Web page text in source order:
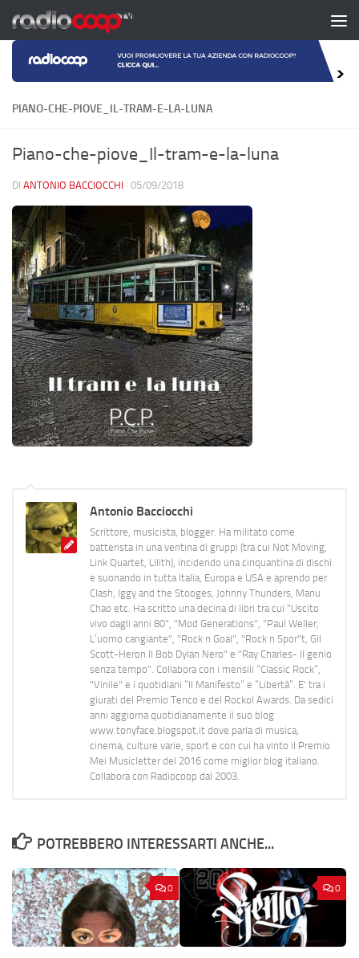
Salta al contenuto
PIANO-CHE-PIOVE_IL-TRAM-E-LA-LUNA
Piano-che-piove_Il-tram-e-la-luna
DI ANTONIO BACCIOCCHI · 05/09/2018
Antonio Bacciocchi
Scrittore, musicista, blogger. Ha militato come
batterista in una ventina di gruppi (tra cui Not Moving,
Link Quartet, Lilith), incidendo una cinquantina di dischi
e suonando in tutta Italia, Europa e USA e aprendo per
Clash, Iggy and the Stooges, Johnny Thunders, Manu
Chao etc. Ha scritto una decina di libri tra cui "Uscito
vivo dagli anni 80", "Mod Generations", "Paul Weller,
L’uomo cangiante", "Rock n Goal", "Rock n Spor"t, Gil
Scott-Heron Il Bob Dylan Nero" e "Ray Charles- Il genio
senza tempo". Collabora con i mensili “Classic Rock”,
"Vinile" e i quotidiani “Il Manifesto” e “Libertà”. E' tra i
giurati del Premio Tenco e del Rockol Awards. Da sedici
anni aggiorna quotidianamente il suo blog
www.tonyface.blogspot.it dove parla di musica,
cinema, culture varie, sport e con cui ha vinto il Premio
Mei Musicletter del 2016 come miglior blog italiano.
Collabora con Radiocoop dal 2003.
POTREBBERO INTERESSARTI ANCHE...
0 0